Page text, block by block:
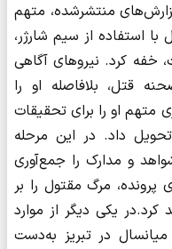
منتشرشده، متهم
استفاده از سیم شارژر،
خفه کرد. نیروهای آگاهی
قتل، بلافاصله او را
متهم او را برای تحقیقات
داد. در این مرحله
و مدارک را جمع‌آوری
پرونده، مرگ مقتول را بر
کرد‌.در یکی دیگر از موارد
در تبریز به‌دست